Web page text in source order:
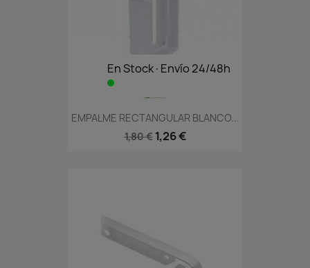
En Stock·Envío 24/48h
EMPALME RECTANGULAR BLANCO...
1,80 € 1,26 €